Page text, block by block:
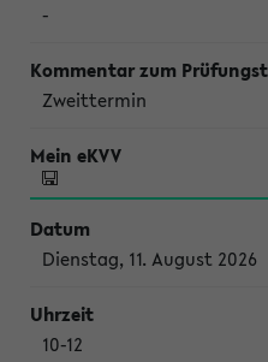
-
Zweittermin
Dienstag, 11. August 2026
10-12